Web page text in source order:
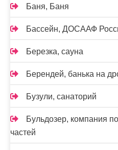
Баня, Баня
Бассейн, ДОСААФ
Березка, сауна
Берендей, банька на
Бузули, санаторий
Бульдозер, компания
частей